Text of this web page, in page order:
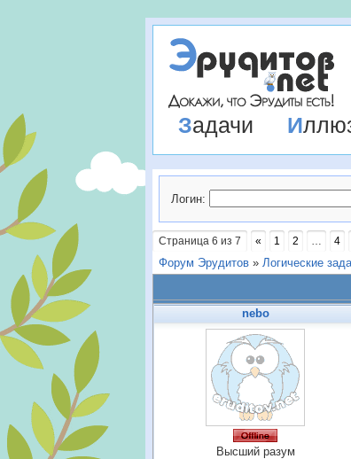
Задачи
Логин:
Страница 6 из 7 « 1 2 … 4
Форум Эрудитов » Логические
nebo
Высший разум